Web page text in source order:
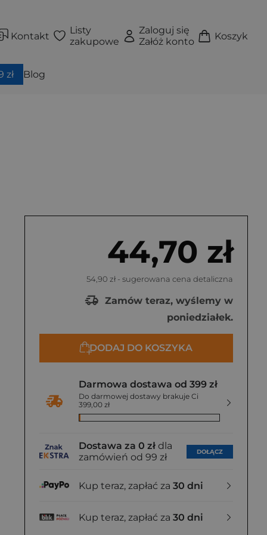
Kontakt
Listy
zakupowe
Zaloguj się
Załóż konto
Koszyk
zł Blog
44,70 zł
54,90 zł - sugerowana cena detaliczna
Zamów teraz, wyślemy w
poniedziałek.
DODAJ DO KOSZYKA
Darmowa dostawa od 399 zł
Do darmowej dostawy brakuje Ci
399,00 zł
Dostawa za 0 zł dla
zamówień od 99 zł
DOŁĄCZ
Kup teraz, zapłać za 30 dni
Kup teraz, zapłać za 30 dni